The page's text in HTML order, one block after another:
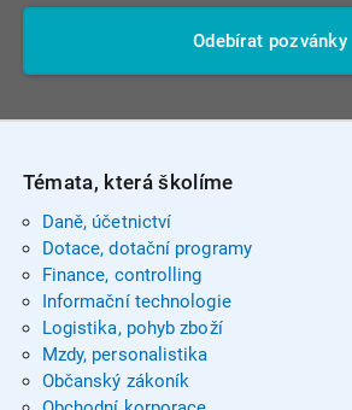
Odebírat pozvánky
Témata, která školíme
Daně, účetnictví
Dotace, dotační programy
Finance, controlling
Informační technologie
Logistika, pohyb zboží
Mzdy, personalistika
Občanský zákoník